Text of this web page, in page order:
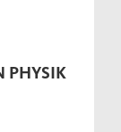
PHYSIK